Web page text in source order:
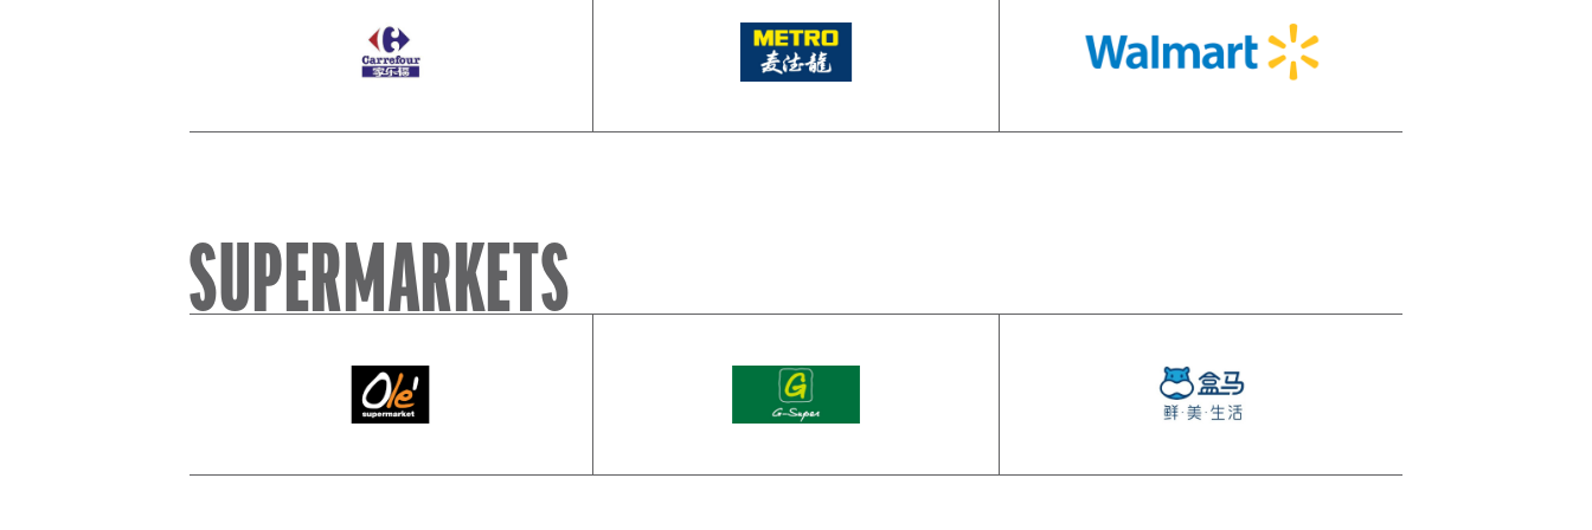
Carrefour Metro Walmart
SUPERMARKETS
Ole supermarket G-Super 盒马